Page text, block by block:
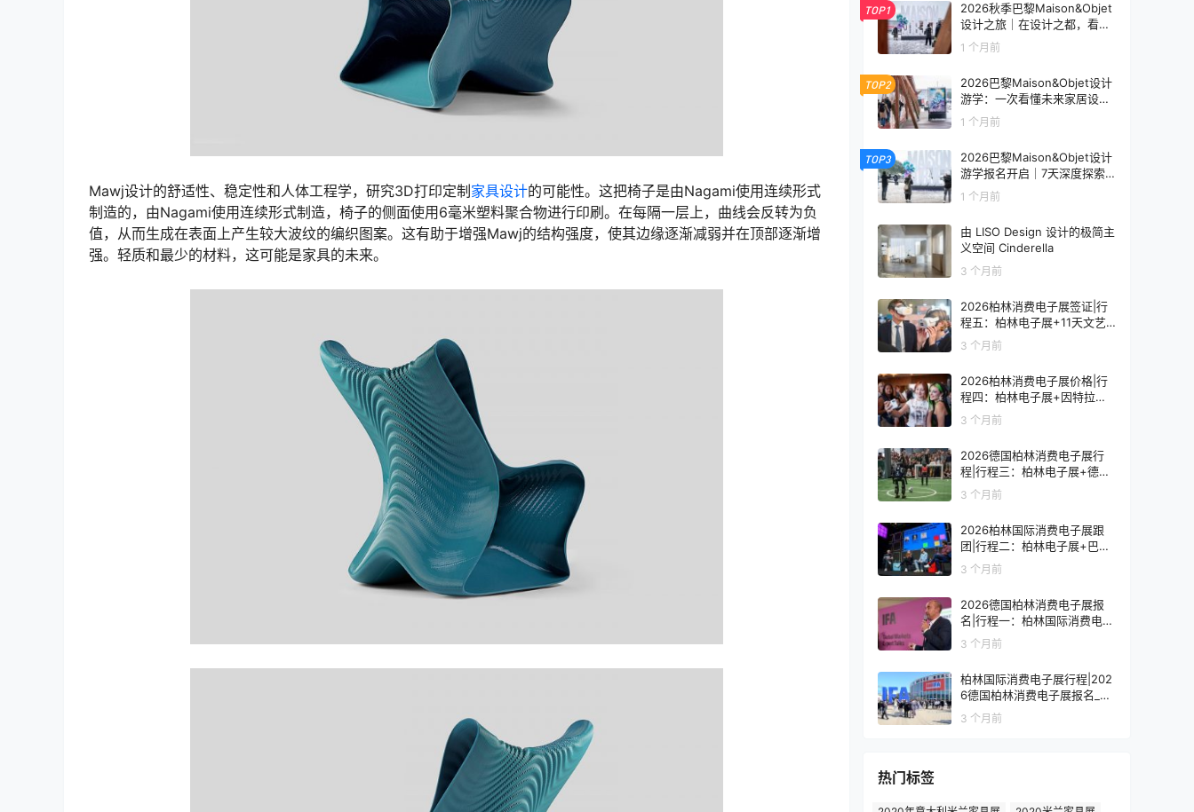
Mawj设计的舒适性、稳定性和人体工程学，研究3D打印定制 家具设计的可能性。这把椅子是由Nagami使用连续形式
制造的，由Nagami使用连续形式制造，椅子的侧面使用6毫米塑料聚合物进行印刷。在每隔一层上，曲线会反转为负
值，从而生成在表面上产生较大波纹的编织图案。这有助于增强Mawj的结构强度，使其边缘逐渐减弱并在顶部逐渐增
强。轻质和最少的材料，这可能是家具的未来。
TOP1
2026秋季巴黎Maison&Objet
设计之旅｜在设计之都，看见
未来生活的模样
1 个月前
TOP2
2026巴黎Maison&Objet设计
游学：一次看懂未来家居设计
趋势
1 个月前
TOP3
2026巴黎Maison&Objet设计
游学报名开启｜7天深度探索
全球家居设计趋势
1 个月前
由 LISO Design 设计的极简主
义空间 Cinderella
3 个月前
2026柏林消费电子展签证|行
程五：柏林电子展+11天文艺
复兴之旅
3 个月前
2026柏林消费电子展价格|行
程四：柏林电子展+因特拉肯1
0天浪漫之旅
3 个月前
2026德国柏林消费电子展行
程|行程三：柏林电子展+德国
9天人文之旅
3 个月前
2026柏林国际消费电子展跟
团|行程二：柏林电子展+巴黎
8天艺术之旅
3 个月前
2026德国柏林消费电子展报
名|行程一：柏林国际消费电子
展观展7天
3 个月前
柏林国际消费电子展行程|202
6德国柏林消费电子展报名_价
格_门票_签证
3 个月前
热门标签